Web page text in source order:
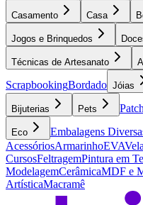
Casamento Casa
Jogos e Brinquedos
Técnicas de Artesanato
ScrapbookingBordado Jóias
Bijuterias Pets
Eco Embalagens
AcessóriosArmarinhoEVA
CursosFeltragemPintura em
ModelagemCerâmicaMDF e
ArtísticaMacramê